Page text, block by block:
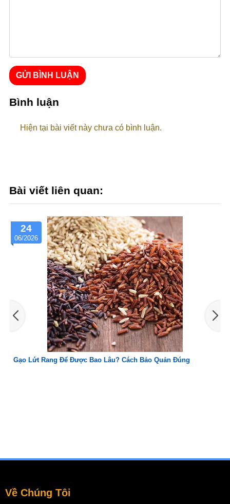
GỬI BÌNH LUẬN
Bình luận
Hiện tại bài viết này chưa có bình luận.
Bài viết liên quan:
30
05/2026
Cách Sử Dụng Bơ Cấp Đông Đúng Cách, Giữ Nguyên
Về Chúng Tôi